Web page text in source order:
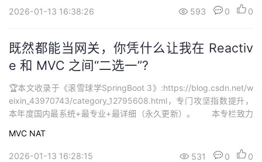
习。...
2026-01-13 16:38:26 593 0 0
既然都能当网关，你凭什么让我在 Reactiv
e 和 MVC 之间“二选一”?
🏆本文收录于《滚雪球学SpringBoot 3》:https://blog.csdn.net/w
eixin_43970743/category_12795608.html，专门攻坚指数提升，
本年度国内最系统+最专业+最详细（永久更新）。 本专栏致力
网独家首发，打造精品专栏，专栏持续更新中…欢迎大家订阅持续学
习。...
MVC NAT
2026-01-13 16:28:15 531 0 0